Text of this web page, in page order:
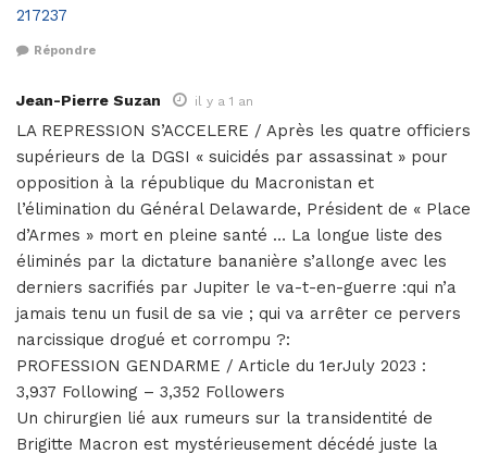
217237
Répondre
Jean-Pierre Suzan il y a 1 an
LA REPRESSION S’ACCELERE / Après les quatre officiers
supérieurs de la DGSI « suicidés par assassinat » pour
opposition à la république du Macronistan et
l’élimination du Général Delawarde, Président de « Place
d’Armes » mort en pleine santé … La longue liste des
éliminés par la dictature bananière s’allonge avec les
derniers sacrifiés par Jupiter le va-t-en-guerre :qui n’a
jamais tenu un fusil de sa vie ; qui va arrêter ce pervers
narcissique drogué et corrompu ?:
PROFESSION GENDARME / Article du 1erJuly 2023 :
3,937 Following – 3,352 Followers
Un chirurgien lié aux rumeurs sur la transidentité de
Brigitte Macron est mystérieusement décédé juste la